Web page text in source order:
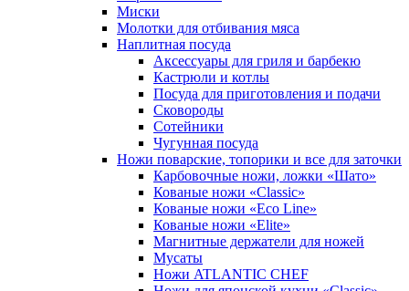
Миски
Молотки для отбивания мяса
Наплитная посуда
Аксессуары для гриля и барбекю
Кастрюли и котлы
Посуда для приготовления и подачи
Сковороды
Сотейники
Чугунная посуда
Ножи поварские, топорики и все для заточки
Карбовочные ножи, ложки «Шато»
Кованые ножи «Classic»
Кованые ножи «Eco Line»
Кованые ножи «Elite»
Магнитные держатели для ножей
Мусаты
Ножи ATLANTIC CHEF